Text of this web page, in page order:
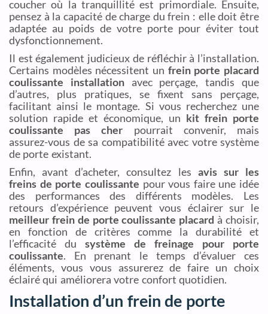
coucher où la tranquillité est primordiale. Ensuite,
pensez à la capacité de charge du frein : elle doit être
adaptée au poids de votre porte pour éviter tout
dysfonctionnement.
Il est également judicieux de réfléchir à l’installation.
Certains modèles nécessitent un frein porte placard
coulissante installationavec perçage, tandis que
d’autres, plus pratiques, se fixent sans perçage,
facilitant ainsi le montage. Si vous recherchez une
solution rapide et économique, un kit frein porte
coulissante pas cher pourrait convenir, mais
assurez-vous de sa compatibilité avec votre système
de porte existant.
Enfin, avant d’acheter, consultez les avis sur les
freins de porte coulissante pour vous faire une idée
des performances des différents modèles. Les
retours d’expérience peuvent vous éclairer sur le
meilleur frein de porte coulissante placard à choisir,
en fonction de critères comme la durabilité et
l’efficacité du système de freinage pour porte
coulissante. En prenant le temps d’évaluer ces
éléments, vous vous assurerez de faire un choix
éclairé qui améliorera votre confort quotidien.
Installation d’un frein de porte